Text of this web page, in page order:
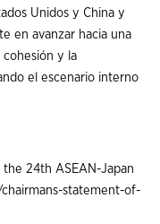
Unidos y China y
en avanzar hacia una
cohesión y la
el escenario interno
the 24th ASEAN-Japan
statement-of-